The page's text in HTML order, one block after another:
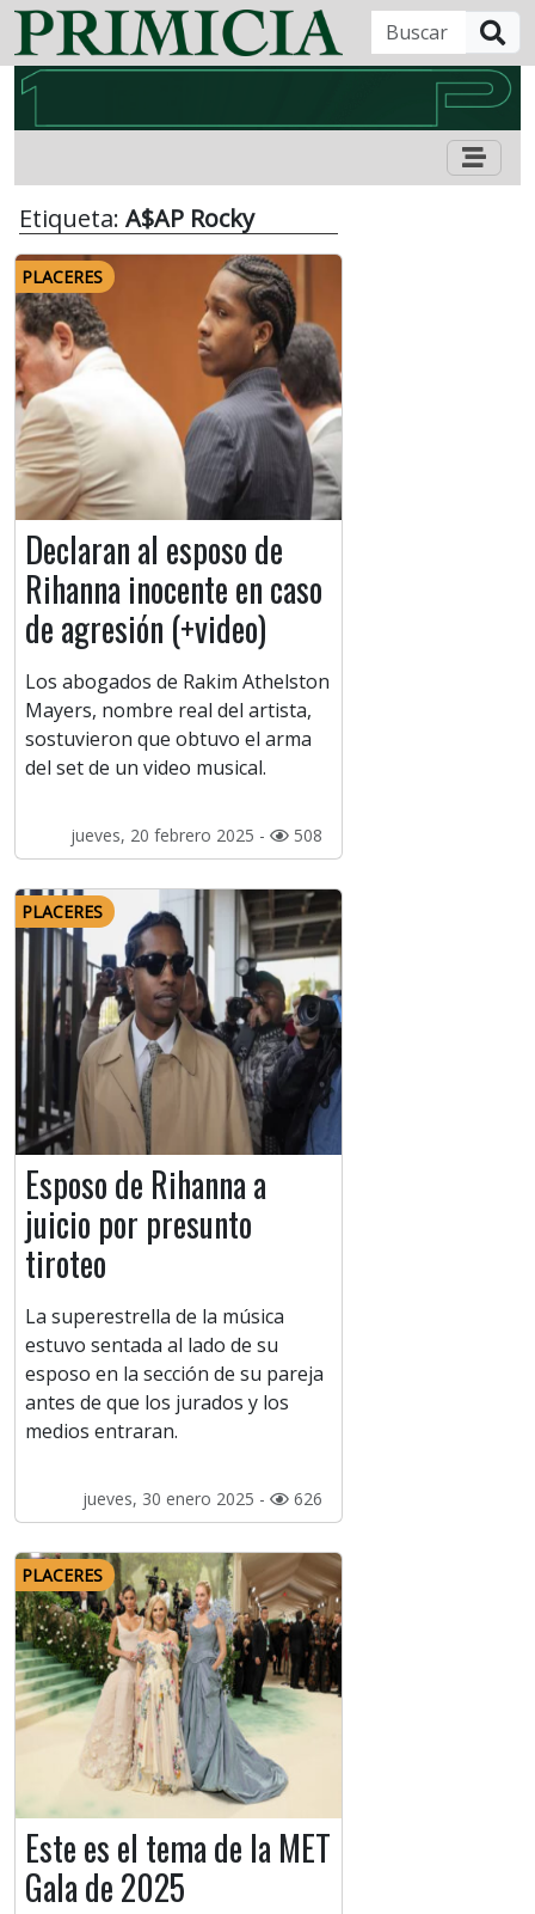
Etiqueta: A$AP Rocky
PLACERES
Declaran al esposo de
Rihanna inocente en caso
de agresión (+video)
Los abogados de Rakim Athelston
Mayers, nombre real del artista,
sostuvieron que obtuvo el arma
del set de un video musical.
jueves, 20 febrero 2025 - 508
PLACERES
Esposo de Rihanna a
juicio por presunto
tiroteo
La superestrella de la música
estuvo sentada al lado de su
esposo en la sección de su pareja
antes de que los jurados y los
medios entraran.
jueves, 30 enero 2025 - 626
PLACERES
Este es el tema de la MET
Gala de 2025